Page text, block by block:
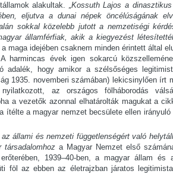
alakultak. „Kossuth Lajos a
eljutva a dunai népek öncélúságának
sokkal közelebb jutott a nemzetiségi
államférfiak, akik a kiegyezést
maga idejében csaknem minden érintett által
harmincas évek igen sokarcú
adalék, hogy amikor a szélsőséges
1935. novemberi számában) lekicsinylően írt
az országos fölháborodás
a vezetők azonnal elhatárolták magukat a
ítélte a magyar nemzet becsülete ellen
állami és nemzeti függetlenségért való
társadalomhoz a Magyar Nemzet első
1939–40-ben, a magyar állam és
föl az ebben az életrajzban járatos